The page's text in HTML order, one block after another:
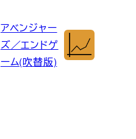
アベンジャー
ズ／エンドゲ
ーム(吹替版)